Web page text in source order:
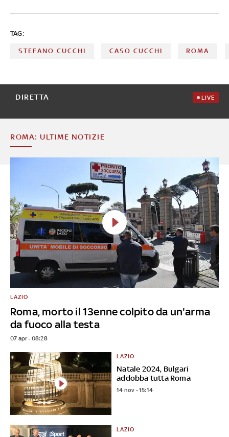
TAG:
STEFANO CUCCHI CASO CUCCHI ROMA
DIRETTA LIVE
ROMA: ULTIME NOTIZIE
Roma, morto il 13enne colpito da un'arma
da fuoco alla testa
LAZIO
07 apr - 08:28
Natale 2024, Bulgari
addobba tutta Roma
LAZIO
14 nov - 15:14
LAZIO